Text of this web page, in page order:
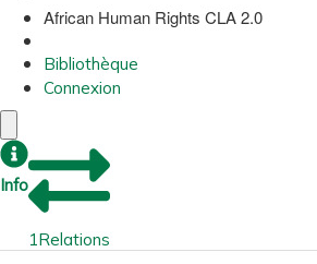
African Human Rights CLA 2.0
Bibliothèque
Connexion
Info
1Relations